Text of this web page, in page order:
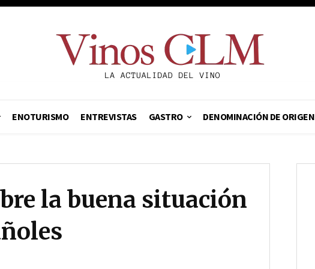
ENOTURISMO ENTREVISTAS GASTRO DENOMINACIÓN DE ORIGEN
la buena situación